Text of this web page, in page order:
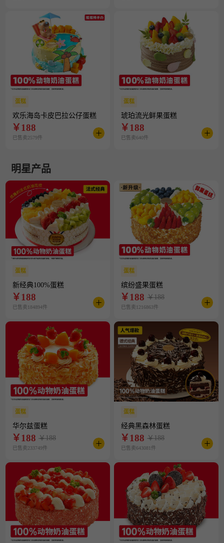
蛋糕
欢乐海岛卡皮巴拉公仔蛋糕
￥188
已售卖2579件
蛋糕
琥珀流光鲜果蛋糕
￥188
已售卖640件
明星产品
蛋糕
新经典100%蛋糕
￥188
已售卖184894件
蛋糕
缤纷盛果蛋糕
￥188 ￥188
已售卖1216863件
蛋糕
华尔兹蛋糕
￥188 ￥188
已售卖233749件
蛋糕
经典黑森林蛋糕
￥188 ￥188
已售卖643081件